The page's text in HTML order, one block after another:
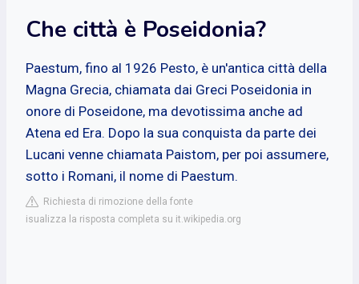
Che città è Poseidonia?
Paestum, fino al 1926 Pesto, è un'antica città della
Magna Grecia, chiamata dai Greci Poseidonia in
onore di Poseidone, ma devotissima anche ad
Atena ed Era. Dopo la sua conquista da parte dei
Lucani venne chiamata Paistom, per poi assumere,
sotto i Romani, il nome di Paestum.
Richiesta di rimozione della fonte
isualizza la risposta completa su it.wikipedia.org